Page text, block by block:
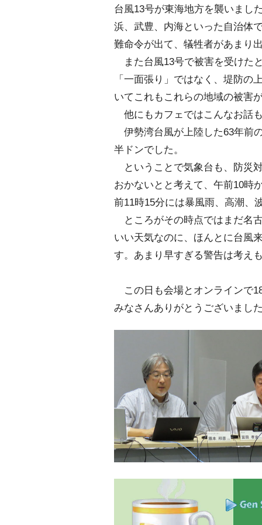
台風13号が東海地方を襲いまし
浜、武豊、内海といった自治体
難命令が出て、犠牲者があまり
また台風13号で被害を受けた
「一面張り」ではなく、堤防の
いてこれもこれらの地域の被害
他にもカフェではこんなお話
伊勢湾台風が上陸した63年前
半ドンでした。
ということで気象台も、防災
おかないとと考えて、午前10時
前11時15分には暴風雨、高潮、
ところがその時点ではまだ名
いい天気なのに、ほんとに台風
す。あまり早すぎる警告は考え
この日も会場とオンラインで
みなさんありがとうございまし